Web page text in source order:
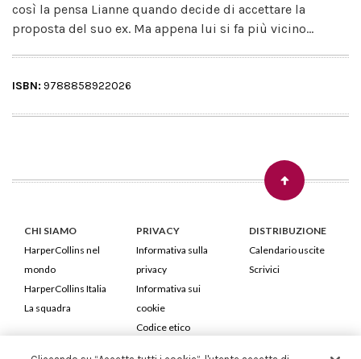
così la pensa Lianne quando decide di accettare la
proposta del suo ex. Ma appena lui si fa più vicino...
ISBN: 9788858922026
CHI SIAMO
HarperCollins nel
mondo
HarperCollins Italia
La squadra
PRIVACY
Informativa sulla
privacy
Informativa sui
cookie
Codice etico
DISTRIBUZIONE
Calendario uscite
Scrivici